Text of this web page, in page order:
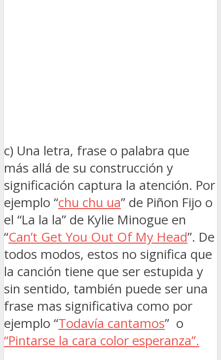
c) Una letra, frase o palabra que
más allá de su construcción y
significación captura la atención. Por
ejemplo “chu chu ua” de Piñon Fijo o
el “La la la” de Kylie Minogue en
“Can’t Get You Out Of My Head”. De
todos modos, estos no significa que
la canción tiene que ser estupida y
sin sentido, también puede ser una
frase mas significativa como por
ejemplo “Todavía cantamos” o
“Pintarse la cara color esperanza”.